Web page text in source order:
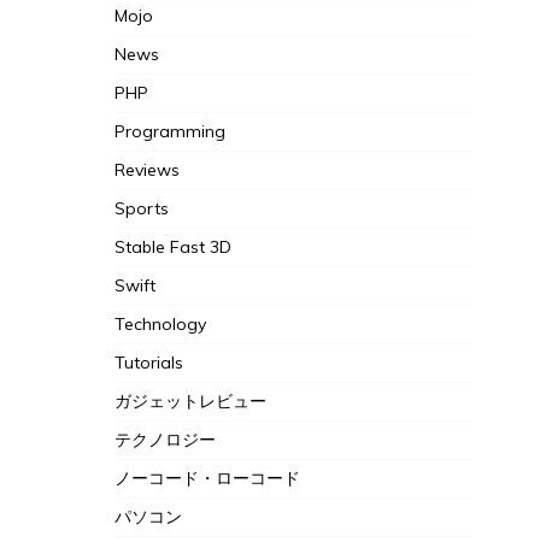
Mojo
News
PHP
Programming
Reviews
Sports
Stable Fast 3D
Swift
Technology
Tutorials
ガジェットレビュー
テクノロジー
ノーコード・ローコード
パソコン